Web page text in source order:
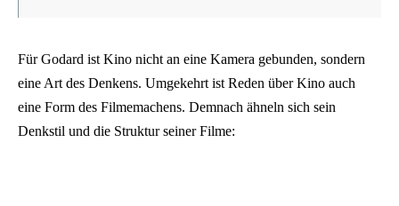
Für Godard ist Kino nicht an eine Kamera gebunden, sondern
eine Art des Denkens. Umgekehrt ist Reden über Kino auch
eine Form des Filmemachens. Demnach ähneln sich sein
Denkstil und die Struktur seiner Filme: